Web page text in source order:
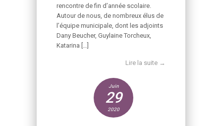
rencontre de fin d’année scolaire.
Autour de nous, de nombreux élus de
l’équipe municipale, dont les adjoints
Dany Beucher, Guylaine Torcheux,
Katarina […]
Lire la suite →
Juin
29
2020